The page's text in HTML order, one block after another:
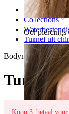
Oor piercings
Home
Collections
Tunnel uit
Bodymod Essentials
Tunnel
Koop 3, betaal